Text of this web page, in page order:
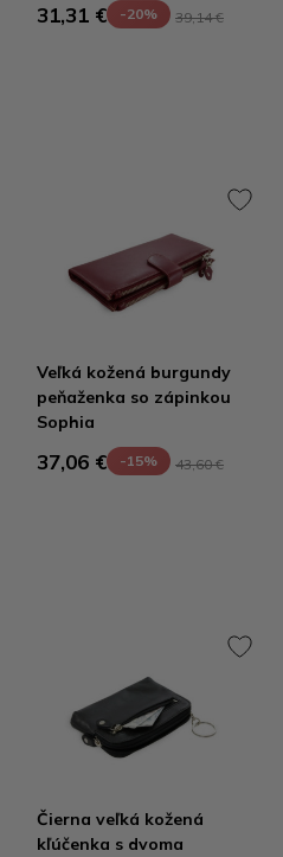
31,31 € -20% 39,14 €
Veľká kožená burgundy
peňaženka so zápinkou
Sophia
37,06 € -15% 43,60 €
Čierna veľká kožená
kľúčenka s dvoma